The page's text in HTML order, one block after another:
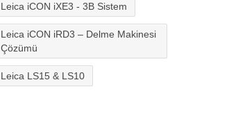
Leica iCON iXE3 - 3B Sistem
Leica iCON iRD3 – Delme Makinesi
Çözümü
Leica LS15 & LS10